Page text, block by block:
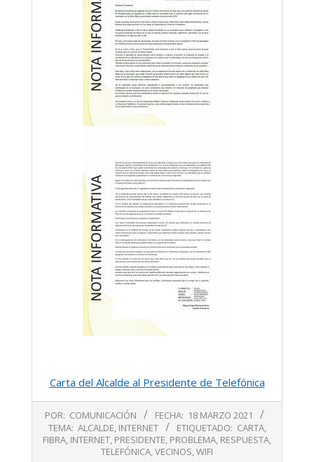
Carta del Alcalde al Presidente de Telefónica
03-
18
POR: COMUNICACIÓN FECHA: 18 MARZO 2021
TEMA: ALCALDE, INTERNET ETIQUETADO: CARTA,
FIBRA, INTERNET, PRESIDENTE, PROBLEMA, RESPUESTA,
TELEFÓNICA,VECINOS,WIFI